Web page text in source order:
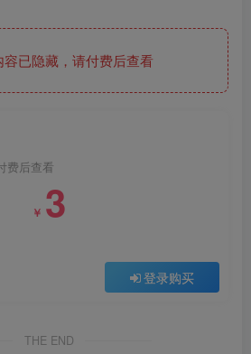
已隐藏，请付费后查看
费后查看
￥ 3
登录购买
THE END